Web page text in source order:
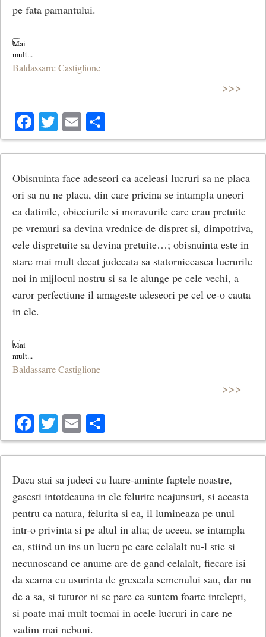
pe fata pamantului.
Baldassarre Castiglione
>>>
Facebook
Twitter
Email
Obisnuinta face adeseori ca aceleasi lucruri sa ne placa
ori sa nu ne placa, din care pricina se intampla uneori
ca datinile, obiceiurile si moravurile care erau pretuite
pe vremuri sa devina vrednice de dispret si, dimpotriva,
cele dispretuite sa devina pretuite…; obisnuinta este in
stare mai mult decat judecata sa statorniceasca lucrurile
noi in mijlocul nostru si sa le alunge pe cele vechi, a
caror perfectiune il amageste adeseori pe cel ce-o cauta
in ele.
Baldassarre Castiglione
>>>
Facebook
Twitter
Email
Daca stai sa judeci cu luare-aminte faptele noastre,
gasesti intotdeauna in ele felurite neajunsuri, si aceasta
pentru ca natura, felurita si ea, il lumineaza pe unul
intr-o privinta si pe altul in alta; de aceea, se intampla
ca, stiind un ins un lucru pe care celalalt nu-l stie si
necunoscand ce anume are de gand celalalt, fiecare isi
da seama cu usurinta de greseala semenului sau, dar nu
de a sa, si tuturor ni se pare ca suntem foarte intelepti,
si poate mai mult tocmai in acele lucruri in care ne
vadim mai nebuni.